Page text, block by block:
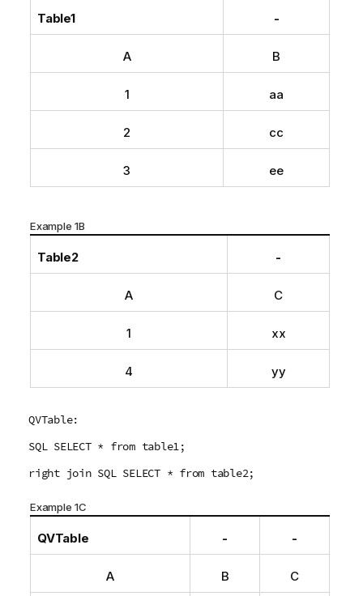
Table1 -
A B
1 aa
2 cc
3 ee
Example 1B
Table2 -
A C
1 xx
4 yy
QVTable:
SQL SELECT * from table1;
right join SQL SELECT * from table2;
Example 1C
QVTable - -
A B C